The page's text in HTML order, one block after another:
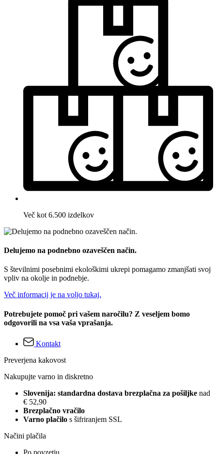
Več kot 6.500 izdelkov
Delujemo na podnebno ozaveščen način.
S številnimi posebnimi ekološkimi ukrepi pomagamo zmanjšati svoj
vpliv na okolje in podnebje.
Več informacij je na voljo tukaj.
Potrebujete pomoč pri vašem naročilu? Z veseljem bomo
odgovorili na vsa vaša vprašanja.
Kontakt
Preverjena kakovost
Nakupujte varno in diskretno
Slovenija: standardna dostava brezplačna za pošiljke nad
€ 52,90
Brezplačno vračilo
Varno plačilo s šifriranjem SSL
Načini plačila
Po povzetju